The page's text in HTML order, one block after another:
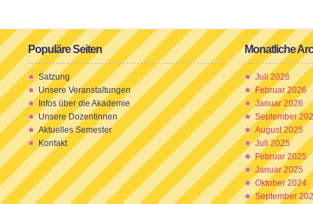
Populäre Seiten
Satzung
Unsere Veranstaltungen
Infos über die Akademie
Unsere Dozentinnen
Aktuelles Semester
Kontakt
Monatliche
Juli 2026
Februar 2026
Januar 2026
September
August 2025
Juli 2025
Februar 2025
Januar 2025
Oktober 2024
September